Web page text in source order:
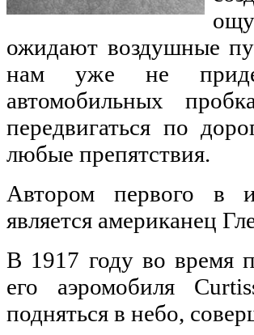
ожидают воздушные
нам уже не
автомобильных
передвигаться по
любые препятствия.
Автором первого в
является американец
В 1917 году во время
его аэромобиля
подняться в небо,